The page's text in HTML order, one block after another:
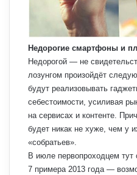
Недорогие смартфоны и
Недорогой — не
лозунгом произойдёт
будут реализовывать
себестоимости, усиливая
на сервисах и контенте.
будет никак не хуже, чем у
«собратьев».
В июле первопроходцем тут
7 примера 2013 года —